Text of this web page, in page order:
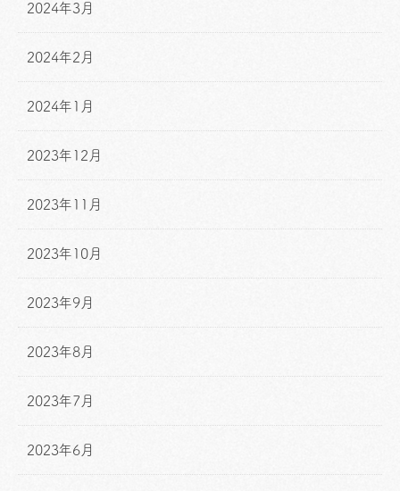
2024年3月
2024年2月
2024年1月
2023年12月
2023年11月
2023年10月
2023年9月
2023年8月
2023年7月
2023年6月